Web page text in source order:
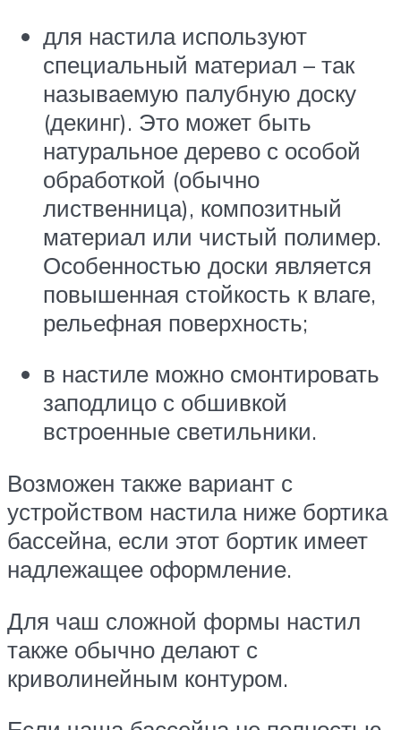
для настила используют
специальный материал – так
называемую палубную доску
(декинг). Это может быть
натуральное дерево с особой
обработкой (обычно
лиственница), композитный
материал или чистый полимер.
Особенностью доски является
повышенная стойкость к влаге,
рельефная поверхность;
в настиле можно смонтировать
заподлицо с обшивкой
встроенные светильники.
Возможен также вариант с
устройством настила ниже бортика
бассейна, если этот бортик имеет
надлежащее оформление.
Для чаш сложной формы настил
также обычно делают с
криволинейным контуром.